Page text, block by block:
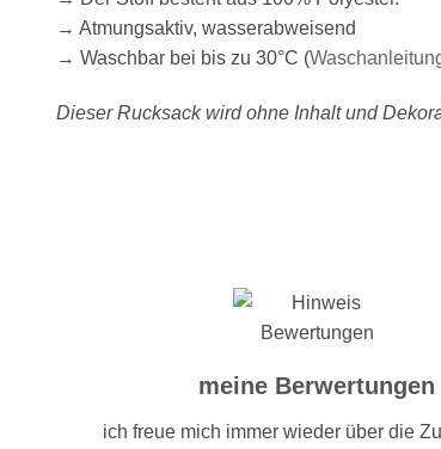
→ Atmungsaktiv, wasserabweisend
→ Waschbar bei bis zu 30°C (
Dieser Rucksack wird ohne Inhalt und
meine Berwertungen
ich freue mich immer wieder über die